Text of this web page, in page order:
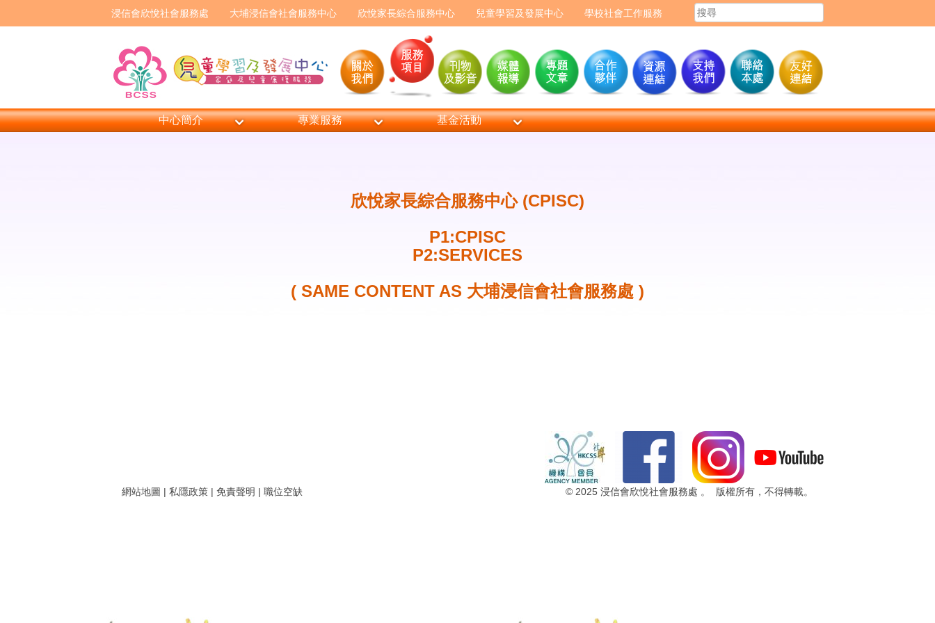
浸信會欣悅社會服務處 大埔浸信會社會服務中心 欣悅家長綜合服務中心 兒童學習及發展中心 學校社會工作服務
中心簡介 專業服務 基金活動
欣悅家長綜合服務中心 (CPISC)
P1:CPISC
P2:SERVICES
( SAME CONTENT AS 大埔浸信會社會服務處 )
網站地圖 | 私隱政策 | 免責聲明 | 職位空缺 © 2025 浸信會欣悅社會服務處 。 版權所有，不得轉載。